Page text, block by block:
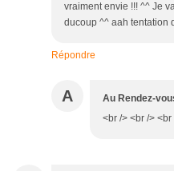
vraiment envie !!! ^^ Je
ducoup ^^ aah tentation
Répondre
A Au Rendez-
<br /> <br />